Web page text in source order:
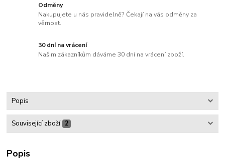
Odměny
Nakupujete u nás pravidelně? Čekají na vás odměny za
věrnost.
30 dní na vrácení
Našim zákazníkům dáváme 30 dní na vrácení zboží.
Popis
Související zboží 2
Popis